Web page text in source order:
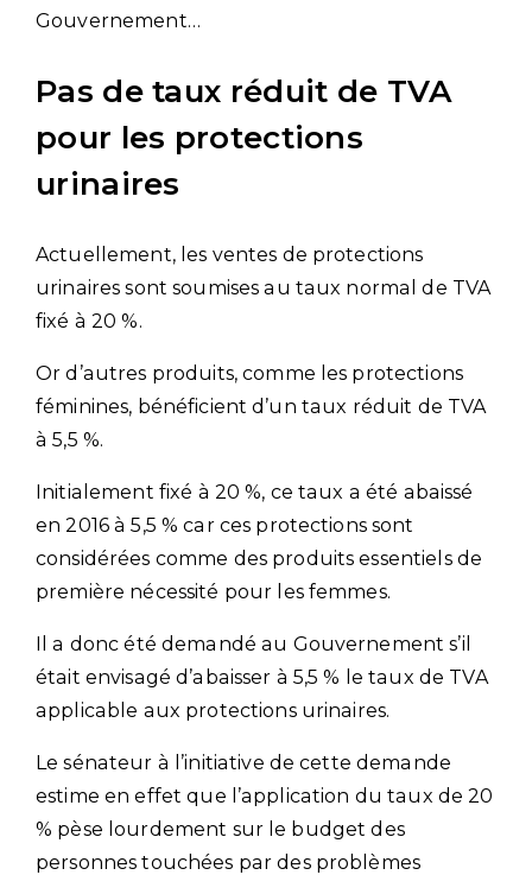
Gouvernement…
Pas de taux réduit de TVA
pour les protections
urinaires
Actuellement, les ventes de protections
urinaires sont soumises au taux normal de TVA
fixé à 20 %.
Or d’autres produits, comme les protections
féminines, bénéficient d’un taux réduit de TVA
à 5,5 %.
Initialement fixé à 20 %, ce taux a été abaissé
en 2016 à 5,5 % car ces protections sont
considérées comme des produits essentiels de
première nécessité pour les femmes.
Il a donc été demandé au Gouvernement s’il
était envisagé d’abaisser à 5,5 % le taux de TVA
applicable aux protections urinaires.
Le sénateur à l’initiative de cette demande
estime en effet que l’application du taux de 20
% pèse lourdement sur le budget des
personnes touchées par des problèmes